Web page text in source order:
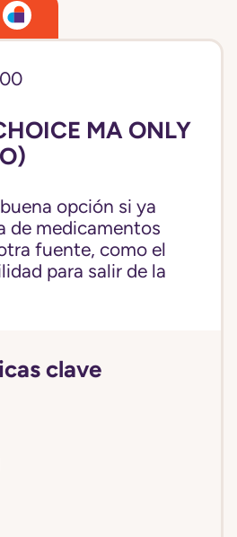
MA ONLY
opción si ya
de medicamentos
fuente, como el
para salir de la
clave